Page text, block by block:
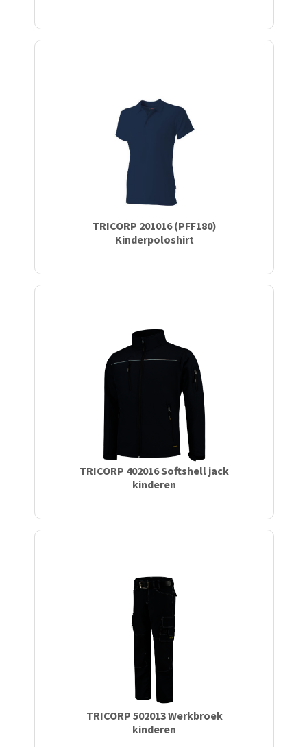
TRICORP 201016 (PFF180)
Kinderpoloshirt
TRICORP 402016 Softshell jack
kinderen
TRICORP 502013 Werkbroek
kinderen